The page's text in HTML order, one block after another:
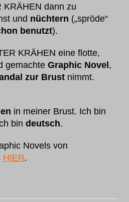
KRÄHEN dann zu
und nüchtern („spröde“
benutzt).
KRÄHEN eine flotte,
gemachteGraphic Novel ,
zur Brust nimmt.
in meiner Brust. Ich bin
bindeutsch.
Novels von
HIER.